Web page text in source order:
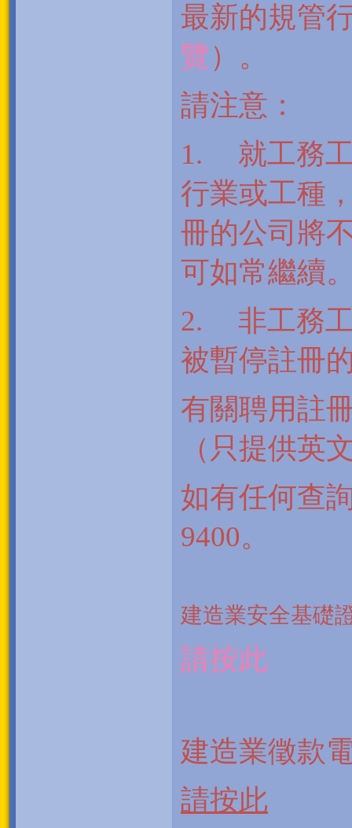
最新的規管
覽）。
請注意：
1. 就工務
行業或工種
冊的公司將
可如常繼續
2. 非工務
被暫停註冊
有關聘用註
（只提供英
如有任何查
9400。
建造業安全基礎
請按此
建造業徵款
請按此